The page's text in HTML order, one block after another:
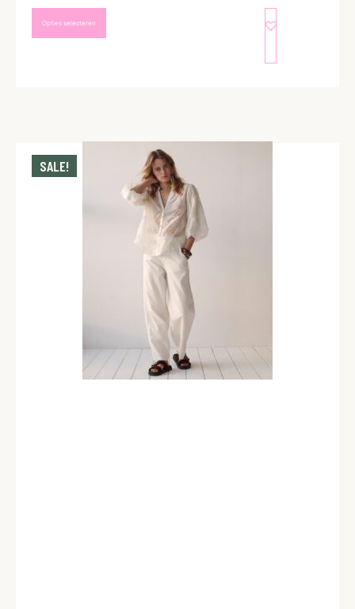
Opties selecteren
SALE!